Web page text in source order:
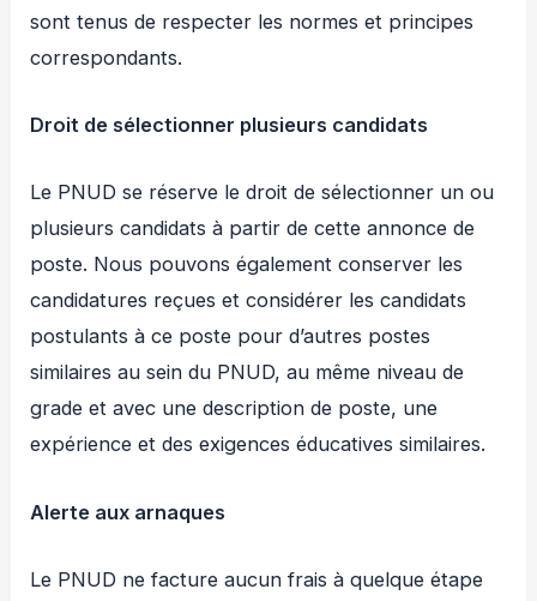
sont tenus de respecter les normes et principes
correspondants.
Droit de sélectionner plusieurs candidats
Le PNUD se réserve le droit de sélectionner un ou
plusieurs candidats à partir de cette annonce de
poste. Nous pouvons également conserver les
candidatures reçues et considérer les candidats
postulants à ce poste pour d’autres postes
similaires au sein du PNUD, au même niveau de
grade et avec une description de poste, une
expérience et des exigences éducatives similaires.
Alerte aux arnaques
Le PNUD ne facture aucun frais à quelque étape